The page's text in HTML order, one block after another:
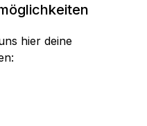
hier deine